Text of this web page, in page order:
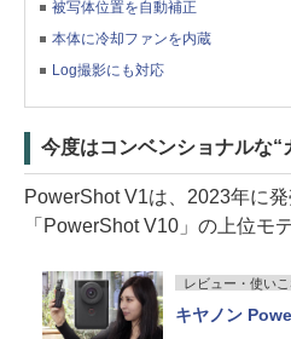
被写体位置を自動補正
本体に冷却ファンを内蔵
Log撮影にも対応
今度はコンベンショナルな“
PowerShot V1は、2023年に
「PowerShot V10」の上位モ
レビュー・使いこ
キヤノン